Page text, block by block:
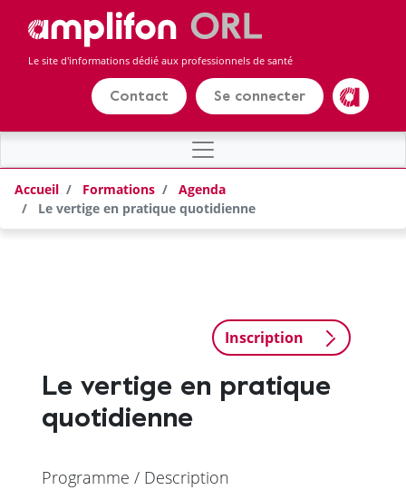
Panneau de gestion des cookies
contenu
Le site d'informations dédié aux professionnels de santé
Contact Se connecter Amplifon
Accueil Formations
Agenda
Le vertige en pratique quotidienne
Inscription
Le vertige en pratique
quotidienne
Programme / Description